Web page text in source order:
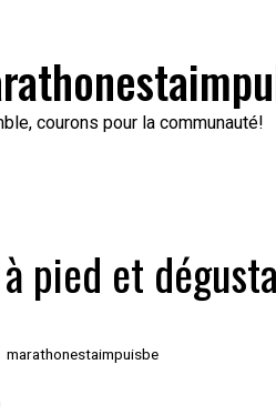
courons pour la communauté!
pied et
marathonestaimpuisbe